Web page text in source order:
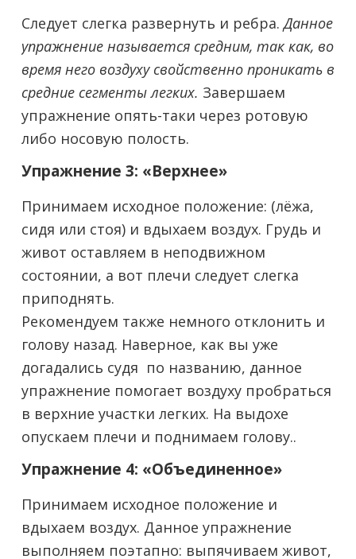
Следует слегка развернуть и ребра.Данное
упражнение называется средним, так как, во
время него воздуху свойственно проникать в
средние сегменты легких. Завершаем
упражнение опять-таки через ротовую
либо носовую полость.
Упражнение 3: «Верхнее»
Принимаем исходное положение: (лёжа,
сидя или стоя) и вдыхаем воздух. Грудь и
живот оставляем в неподвижном
состоянии, а вот плечи следует слегка
приподнять.
Рекомендуем также немного отклонить и
голову назад. Наверное, как вы уже
догадались судя по названию, данное
упражнение помогает воздуху пробраться
в верхние участки легких. На выдохе
опускаем плечи и поднимаем голову..
Упражнение 4: «Объединенное»
Принимаем исходное положение и
вдыхаем воздух. Данное упражнение
выполняем поэтапно: выпячиваем живот,